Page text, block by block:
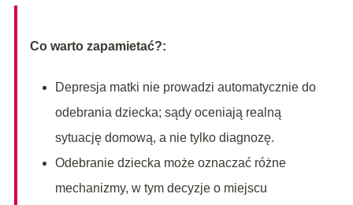
Co warto zapamietać?:
Depresja matki nie prowadzi automatycznie do
odebrania dziecka; sądy oceniają realną
sytuację domową, a nie tylko diagnozę.
Odebranie dziecka może oznaczać różne
mechanizmy, w tym decyzje o miejscu